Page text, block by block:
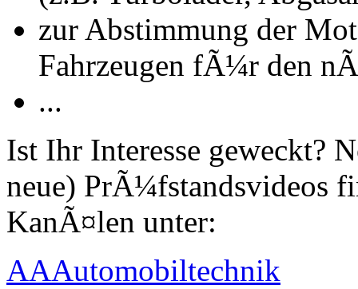
zur Abstimmung der
Fahrzeugen fÃ¼r den
...
Ist Ihr Interesse geweckt?
neue) PrÃ¼fstandsvideos
KanÃ¤len unter:
AAAutomobiltechnik